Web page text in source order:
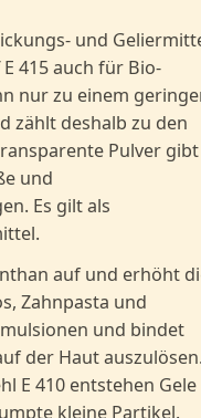
und
415 auch für Bio-
nur zu einem
zählt deshalb zu den
Pulver gibt
und
Es gilt als
auf und erhöht
Zahnpasta und
und bindet
der Haut
E 410 entstehen Gele
kleine Partikel.